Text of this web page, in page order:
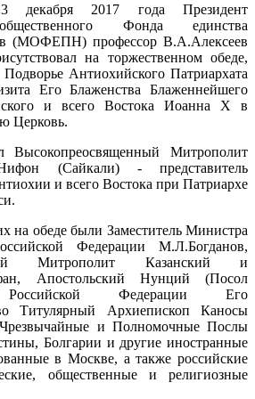
декабря 2017 года Президент
Фонда единства
(МОФЕПН) профессор В.А.Алексеев
на торжественном обеде,
Антиохийского Патриархата
Его Блаженства Блаженнейшего
и всего Востока Иоанна Х в
Церковь.
Высокопреосвященный Митрополит
(Сайкали) - представитель
и всего Востока при Патриархе
на обеде были Заместитель Министра
Федерации М.Л.Богданов,
Митрополит Казанский и
Апостольский Нунций (Посол
Федерации Его
Титулярный Архиепископ Каносы
и Полномочные Послы
Болгарии и другие иностранные
в Москве, а также российские
общественные и религиозные